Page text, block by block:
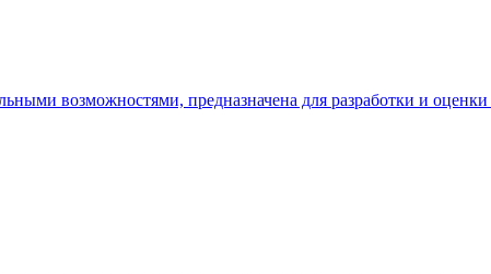
возможностями, предназначена для разработки и